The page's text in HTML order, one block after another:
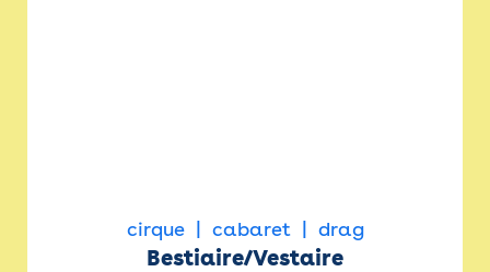
cirque cabaret drag
Bestiaire/Vestaire